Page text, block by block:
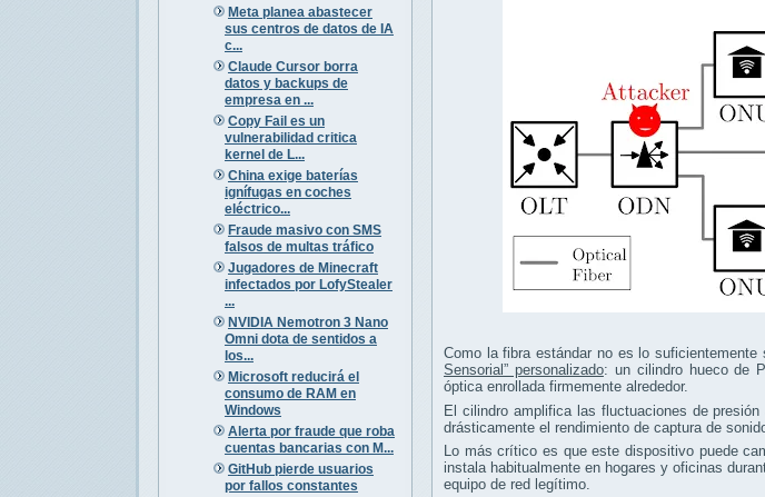
Meta planea abastecer
sus centros de datos de IA
c...
Claude Cursor borra
datos y backups de
empresa en ...
Copy Fail es un
vulnerabilidad critica
kernel de L...
China exige baterías
ignífugas en coches
eléctrico...
Fraude masivo con SMS
falsos de multas tráfico
Jugadores de Minecraft
infectados por LofyStealer
...
NVIDIA Nemotron 3 Nano
Omni dota de sentidos a
los...
Microsoft reducirá el
consumo de RAM en
Windows
Alerta por fraude que roba
cuentas bancarias con M...
GitHub pierde usuarios
por fallos constantes
Como la fibra estándar no es lo
Sensorial” personalizado: un cilindro hueco de
óptica enrollada firmemente alrededor.
El cilindro amplifica las fluctuaciones de
drásticamente el rendimiento de captura de
Lo más crítico es que este dispositivo puede
instala habitualmente en hogares y oficinas
equipo de red legítimo.